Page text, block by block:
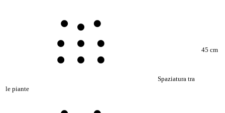
Spaziatura tra
le piante
45 cm